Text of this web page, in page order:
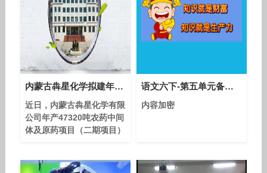
内蒙古犇星化学拟建年产6000吨溴虫腈原药项目
近日，内蒙古犇星化学有限
公司年产47320吨农药中间
体及原药项目（二期项目）
建设的内蒙古犇星化学有限
语文六下-第五单元备课指导（主讲：罗才军）-优质课教学视频
内容加密